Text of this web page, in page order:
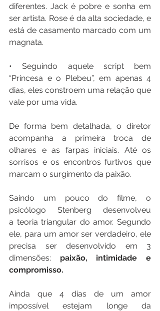
diferentes. Jack é pobre e sonha em
ser artista. Rose é da alta sociedade, e
está de casamento marcado com um
magnata.
• Seguindo aquele script bem
“Princesa e o Plebeu”, em apenas 4
dias, eles constroem uma relação que
vale por uma vida.
De forma bem detalhada, o diretor
acompanha a primeira troca de
olhares e as farpas iniciais. Até os
sorrisos e os encontros furtivos que
marcam o surgimento da paixão.
Saindo um pouco do filme, o
psicólogo Stenberg desenvolveu
a teoria triangular do amor. Segundo
ele, para um amor ser verdadeiro, ele
precisa ser desenvolvido em 3
dimensões: paixão, intimidade e
compromisso.
Ainda que 4 dias de um amor
impossível estejam longe da